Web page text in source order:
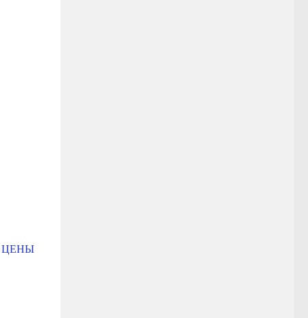
ЦЕНЫ